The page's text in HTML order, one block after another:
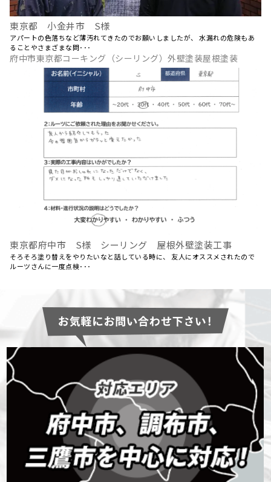
東京都 小金井市 S様
アパートの色落ちなど薄汚れてきたのでお願いしましたが、 水漏れの危険もあ
ることやさまざまな問･･･
府中市東京都コーキング（シーリング）外壁塗装屋根塗装
東京都府中市 S様 シーリング 屋根外壁塗装工事
そろそろ塗り替えをやりたいなと話している時に、 友人にオススメされたので
ルーツさんに一度点検･･･